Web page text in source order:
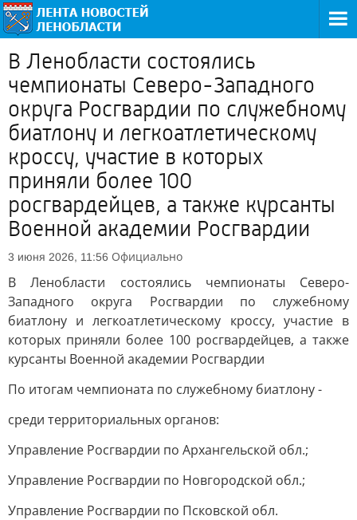
В Ленобласти состоялись
чемпионаты Северо-Западного
округа Росгвардии по служебному
биатлону и легкоатлетическому
кроссу, участие в которых
приняли более 100
росгвардейцев, а также курсанты
Военной академии Росгвардии
3 июня 2026, 11:56 Официально
В Ленобласти состоялись чемпионаты Северо-
Западного округа Росгвардии по служебному
биатлону и легкоатлетическому кроссу, участие в
которых приняли более 100 росгвардейцев, а также
курсанты Военной академии Росгвардии
По итогам чемпионата по служебному биатлону -
среди территориальных органов:
Управление Росгвардии по Архангельской обл.;
Управление Росгвардии по Новгородской обл.;
Управление Росгвардии по Псковской обл.